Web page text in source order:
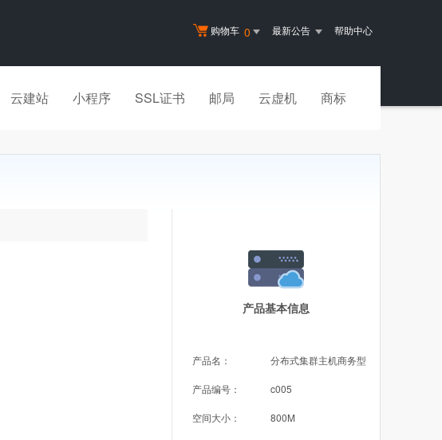
购物车 0 最新公告 帮助中心
云建站 小程序 SSL证书 邮局 云虚机 商标
产品基本信息
产品名： 分布式集群主机商务型
产品编号： c005
空间大小： 800M